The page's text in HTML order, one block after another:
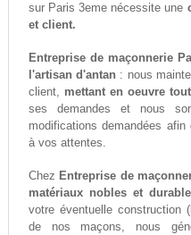
sur Paris 3eme nécessite une
et client.
Entreprise de maçonnerie
l'artisan d'antan : nous
client, mettant en oeuvre
ses demandes et nous
modifications demandées
à vos attentes.
Chez Entreprise de
matériaux nobles et
votre éventuelle construction
de nos maçons, nous